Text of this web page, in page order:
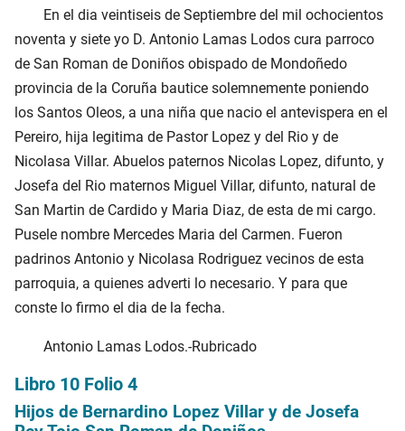
En el dia veintiseis de Septiembre del mil ochocientos
noventa y siete yo D. Antonio Lamas Lodos cura parroco
de San Roman de Doniños obispado de Mondoñedo
provincia de la Coruña bautice solemnemente poniendo
los Santos Oleos, a una niña que nacio el antevispera en el
Pereiro, hija legitima de Pastor Lopez y del Rio y de
Nicolasa Villar. Abuelos paternos Nicolas Lopez, difunto, y
Josefa del Rio maternos Miguel Villar, difunto, natural de
San Martin de Cardido y Maria Diaz, de esta de mi cargo.
Pusele nombre Mercedes Maria del Carmen. Fueron
padrinos Antonio y Nicolasa Rodriguez vecinos de esta
parroquia, a quienes adverti lo necesario. Y para que
conste lo firmo el dia de la fecha.
Antonio Lamas Lodos.-Rubricado
Libro 10 Folio 4
Hijos de Bernardino Lopez Villar y de Josefa